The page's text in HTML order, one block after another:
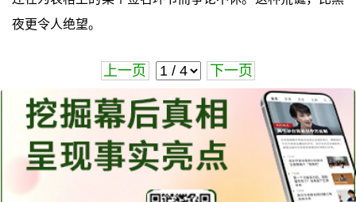
夜更令人绝望。
上一页 下一页